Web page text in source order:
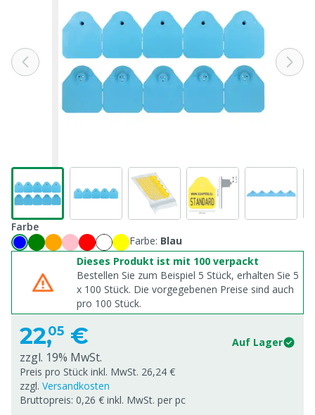
Farbe
Farbe: Blau
Dieses Produkt ist mit 100 verpackt
Bestellen Sie zum Beispiel 5 Stück, erhalten Sie 5
x 100 Stück. Die vorgegebenen Preise sind auch
pro 100 Stück.
22,05 € Auf Lager
zzgl. 19% MwSt.
Preis pro Stück inkl. MwSt. 26,24 €
zzgl. Versandkosten
Bruttopreis: 0,26 € inkl. MwSt. per pc